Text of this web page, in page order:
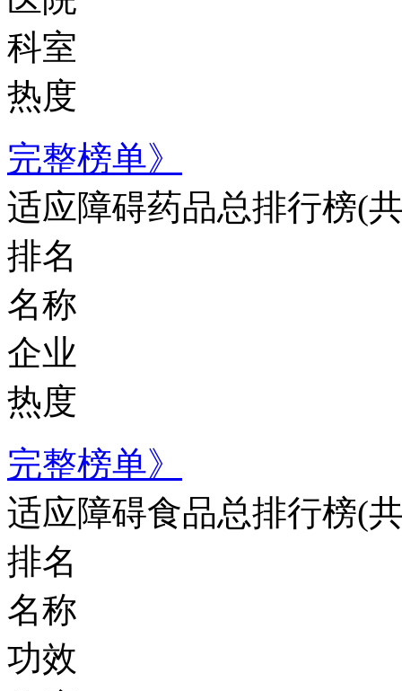
科室
热度
完整榜单》
适应障碍药品总排行榜(
排名
名称
企业
热度
完整榜单》
适应障碍食品总排行榜(
排名
名称
功效